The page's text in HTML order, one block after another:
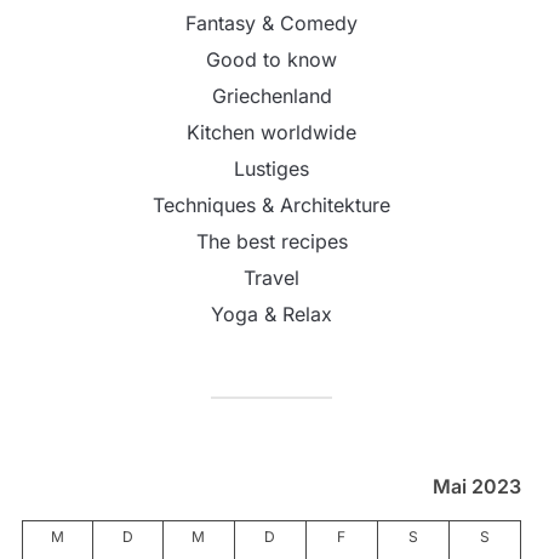
Fantasy & Comedy
Good to know
Griechenland
Kitchen worldwide
Lustiges
Techniques & Architekture
The best recipes
Travel
Yoga & Relax
Mai 2023
M D M D F S S